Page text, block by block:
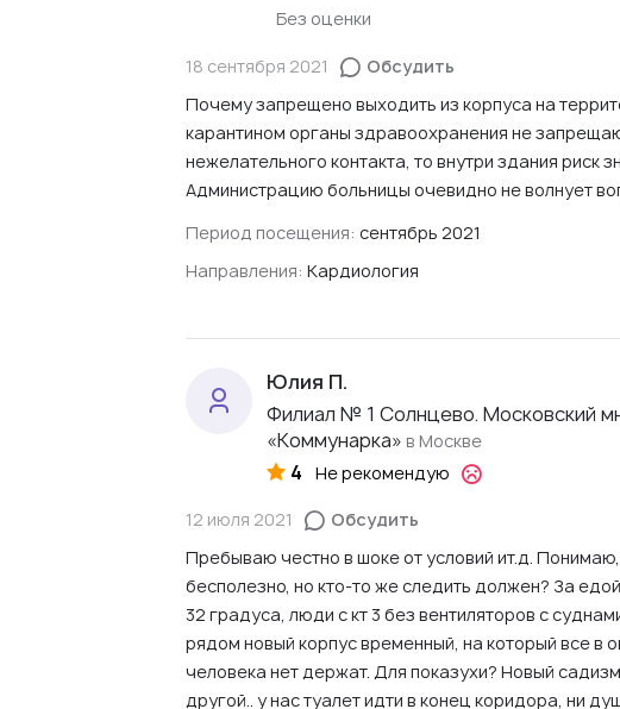
Без оценки
18 сентября 2021
Обсудить
Почему запрещено выходить из корпуса на
карантином органы здравоохранения не
нежелательного контакта, то внутри здания риск
Администрацию больницы очевидно не волнует
Период посещения: сентябрь 2021
Направления: Кардиология
Юлия П.
Филиал № 1 Солнцево. Московский
«Коммунарка» в Москве
4 Не рекомендую
12 июля 2021
Обсудить
Пребываю честно в шоке от условий ит.д.
бесполезно, но кто-то же следить должен? За
32 градуса, люди с кт 3 без вентиляторов с
рядом новый корпус временный, на который все в
человека нет держат. Для показухи? Новый
другой.. у нас туалет идти в конец коридора, ни